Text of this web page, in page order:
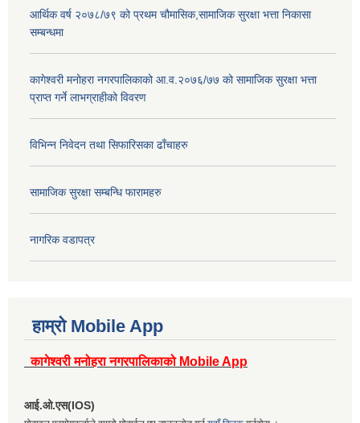
आर्थिक वर्ष २०७८/७९ को प्रथम चौमासिक,सामाजिक सुरक्षा भत्ता निकासा
सम्बन्धमा
कागेश्वरी मनोहरा नगरपालिकाको आ.व.२०७६/७७ को सामाजिक सुरक्षा भत्ता
प्राप्त गर्ने लाभग्राहीको विवरण
विभिन्न निवेदन तथा सिफारिसका ढाँचाहरु
सामाजिक सुरक्षा सम्बन्धि फारामहरु
नागरिक वडापत्र
हाम्रो Mobile App
कागेश्वरी मनोहरा नगरपालिकाको Mobile App
आई.ओ.एस(IOS)